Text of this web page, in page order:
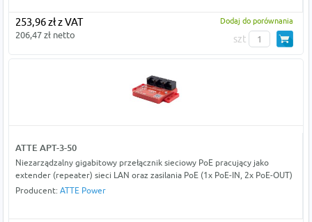
253,96 zł z VAT
206,47 zł netto
Dodaj do porównania
szt
ATTE APT-3-50
Niezarządzalny gigabitowy przełącznik sieciowy PoE pracujący jako
extender (repeater) sieci LAN oraz zasilania PoE (1x PoE-IN, 2x PoE-OUT)
Producent: ATTE Power